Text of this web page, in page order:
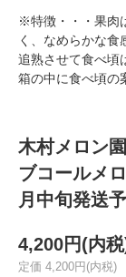
※特徴・・・果肉
く、なめらかな食
追熟させて食べ頃
箱の中に食べ頃の
木村メロン
ブコールメ
月中旬発送
4,200円(内
定価 4,200円(内税)